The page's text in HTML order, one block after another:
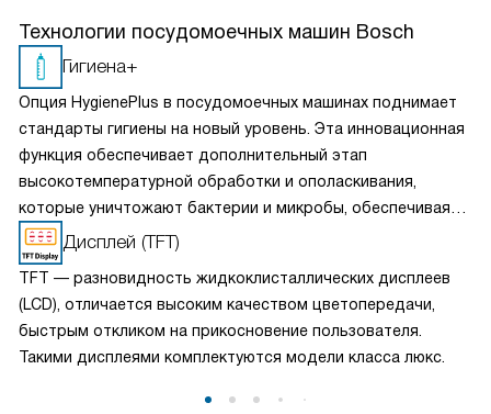
Технологии посудомоечных машин Bosch
Гигиена+
Опция HygienePlus в посудомоечных машинах поднимает
стандарты гигиены на новый уровень. Эта инновационная
функция обеспечивает дополнительный этап
высокотемпературной обработки и ополаскивания,
которые уничтожают бактерии и микробы, обеспечивая
безукоризненную чистоту и безопасность. Независимо от
сложности загрязнений, вы можете быть уверены, что
ваша посуда и столовые приборы станут действительно
чистыми.
Дисплей (TFT)
TFT — разновидность жидкоклисталлических дисплеев
(LCD), отличается высоким качеством цветопередачи,
быстрым откликом на прикосновение пользователя.
Такими дисплеями комплектуются модели класса люкс.